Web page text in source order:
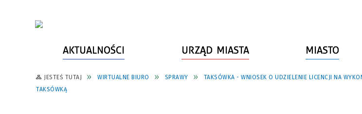
AKTUALNOŚCI URZĄD MIASTA
WŁADZE MIASTA
MIASTO
INFORMACJE O MIEŚCIE
SPORT
ZAŁATW SPRAWĘ
JESTEŚ TUTAJ WIRTUALNE BIURO SPRAWY
TAKSÓWKA - WNIOSEK O UDZIELENIE LICENCJI NA
TAKSÓWKĄ